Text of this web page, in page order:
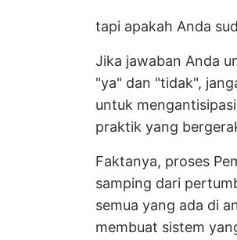
tapi apakah Anda
Jika jawaban Anda
"ya" dan "tidak",
untuk
praktik yang
Faktanya, proses
samping dari
semua yang ada di
membuat sistem